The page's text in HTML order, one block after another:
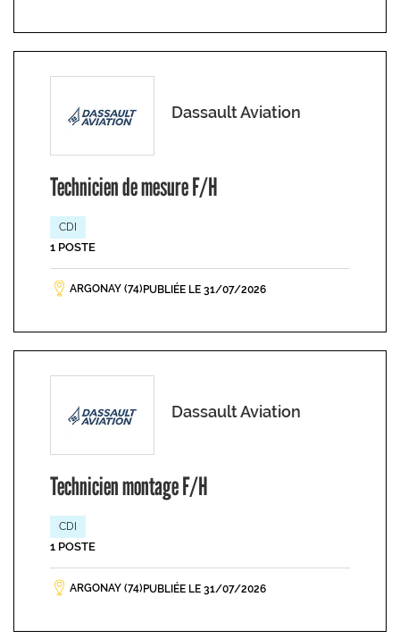
Dassault Aviation
Technicien de mesure F/H
CDI
1 POSTE
ARGONAY (74) PUBLIÉE LE 31/07/2026
Dassault Aviation
Technicien montage F/H
CDI
1 POSTE
ARGONAY (74) PUBLIÉE LE 31/07/2026